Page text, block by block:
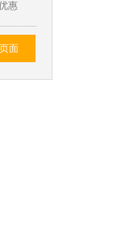
惠
面